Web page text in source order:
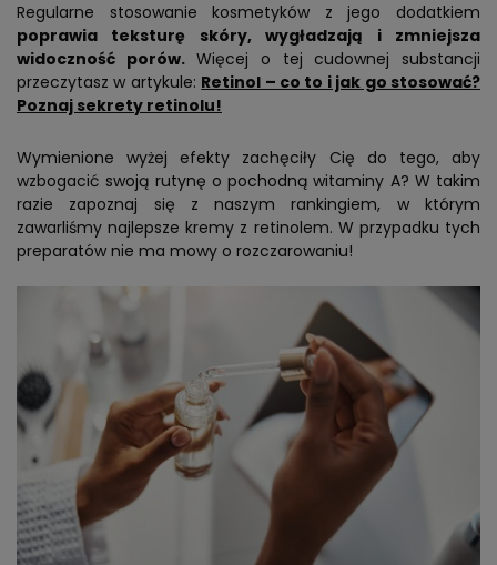
Regularne stosowanie kosmetyków z jego dodatkiem
poprawia teksturę skóry, wygładzają i zmniejsza
widoczność porów.Więcej o tej cudownej substancji
przeczytasz w artykule: Retinol – co to i jak go stosować?
Poznaj sekrety retinolu!
Wymienione wyżej efekty zachęciły Cię do tego, aby
wzbogacić swoją rutynę o pochodną witaminy A? W takim
razie zapoznaj się z naszym rankingiem, w którym
zawarliśmy najlepsze kremy z retinolem. W przypadku tych
preparatów nie ma mowy o rozczarowaniu!